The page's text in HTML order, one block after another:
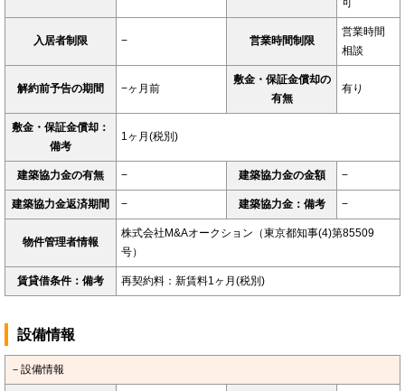
可
入居者制限 − 営業時間制限
営業時間
相談
解約前予告の期間 −ヶ月前
敷金・保証金償却の
有無
有り
敷金・保証金償却：
備考
1ヶ月(税別)
建築協力金の有無 − 建築協力金の金額 −
建築協力金返済期間 − 建築協力金：備考 −
物件管理者情報
株式会社M&Aオークション（東京都知事(4)第85509
号）
賃貸借条件：備考 再契約料：新賃料1ヶ月(税別)
設備情報
－設備情報